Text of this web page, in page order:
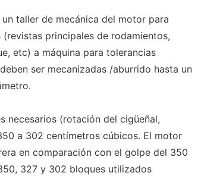
taller de mecánica del motor para
principales de rodamientos,
etc) a máquina para tolerancias
ser mecanizadas /aburrido hasta un
necesarios (rotación del cigüeñal,
a 302 centímetros cúbicos. El motor
en comparación con el golpe del 350
327 y 302 bloques utilizados